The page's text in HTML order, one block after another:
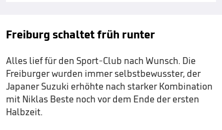
Freiburg schaltet früh runter
Alles lief für den Sport-Club nach Wunsch. Die
Freiburger wurden immer selbstbewusster, der
Japaner Suzuki erhöhte nach starker Kombination
mit Niklas Beste noch vor dem Ende der ersten
Halbzeit.